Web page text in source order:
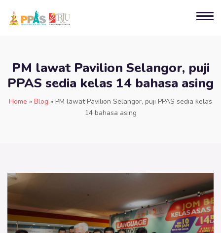
PM lawat Pavilion Selangor, puji
PPAS sedia kelas 14 bahasa asing
Home » Blog » PM lawat Pavilion Selangor, puji PPAS sedia kelas
14 bahasa asing